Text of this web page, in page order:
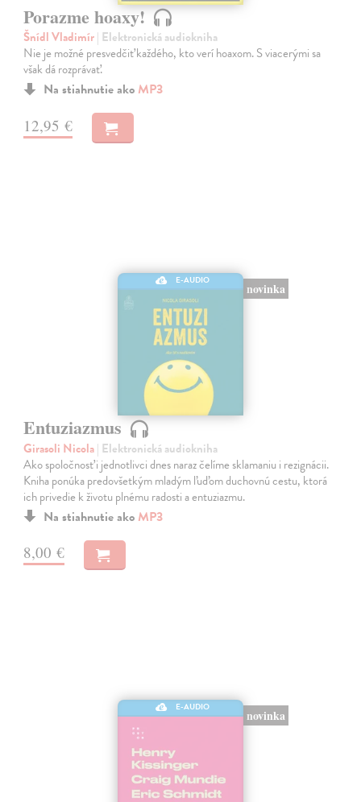
Porazme hoaxy!
Šnídl Vladimír| Elektronická audiokniha
Nie je možné presvedčiť každého, kto verí hoaxom. S viacerými sa
však dá rozprávať.
Na stiahnutie ako MP3
12,95 €
E-AUDIO
novinka
Entuziazmus
Girasoli Nicola| Elektronická audiokniha
Ako spoločnosť i jednotlivci dnes naraz čelíme sklamaniu i rezignácii.
Kniha ponúka predovšetkým mladým ľuďom duchovnú cestu, ktorá
ich privedie k životu plnému radosti a entuziazmu.
Na stiahnutie ako MP3
8,00 €
E-AUDIO
novinka